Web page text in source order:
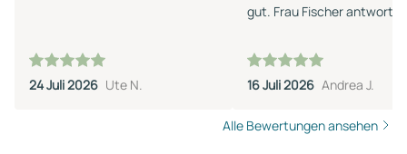
24 Juli 2026 Ute N.
gut. Frau Fischer antwortet
16 Juli 2026 Andrea J.
Alle Bewertungen ansehen